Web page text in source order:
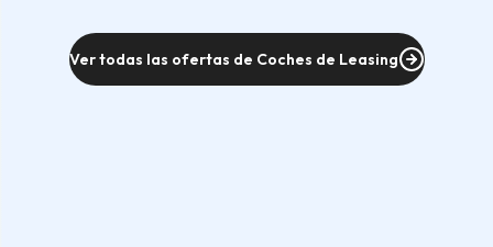
Ver todas las ofertas de Coches de Leasing